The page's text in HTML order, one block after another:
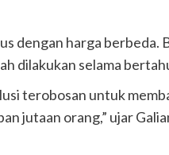
dengan harga berbeda.
dilakukan selama
terobosan untuk
jutaan orang,” ujar